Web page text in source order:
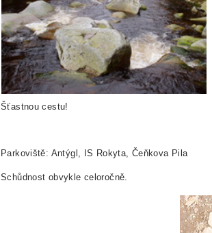
Šťastnou cestu!
Parkoviště: Antýgl, IS Rokyta, Čeňkova Pila
Schůdnost obvykle celoročně.